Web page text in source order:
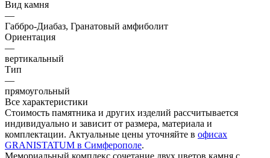
Вид камня
—
Габбро-Диабаз, Гранатовый амфиболит
Ориентация
—
вертикальный
Тип
—
прямоугольный
Все характеристики
Стоимость памятника и других изделий рассчитывается
индивидуально и зависит от размера, материала и
комплектации. Актуальные цены уточняйте в офисах
GRANISTATUM в Симферополе.
Мемориальный комплекс сочетание двух цветов камня с